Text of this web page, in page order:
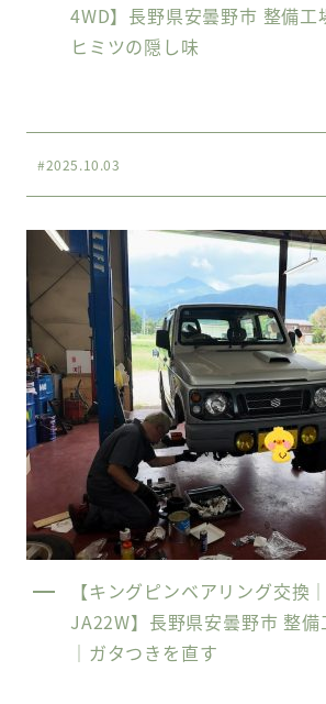
4WD】長野県安曇野市 整備工
ヒミツの隠し味
#2025.10.03
【キングピンベアリング交換
JA22W】長野県安曇野市 整
｜ガタつきを直す